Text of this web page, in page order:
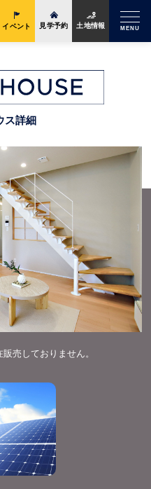
MENU
イベント 見学予約 土地情報
ス詳細
売しておりません。